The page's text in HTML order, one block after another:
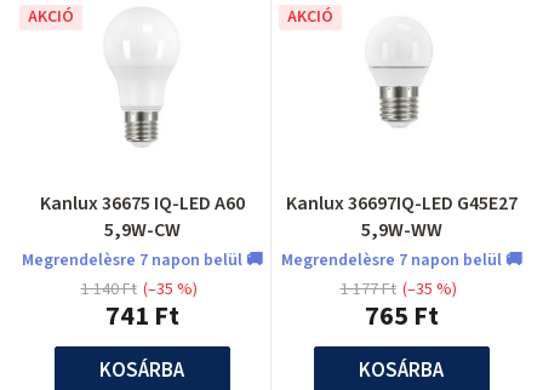
AKCIÓ
Kanlux 36675 IQ-LED A60
5,9W-CW
Megrendelèsre 7 napon belül 🚚
741 Ft
1 140 Ft (–35 %)
KOSÁRBA
AKCIÓ
Kanlux 36697IQ-LED G45E27
5,9W-WW
Megrendelèsre 7 napon belül 🚚
765 Ft
1 177 Ft (–35 %)
KOSÁRBA